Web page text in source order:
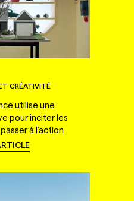
CRÉATIVITÉ
utilise une
pour inciter les
à l'action